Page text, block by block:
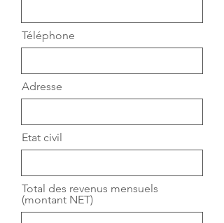
Téléphone
Adresse
Etat civil
Total des revenus mensuels
(montant NET)